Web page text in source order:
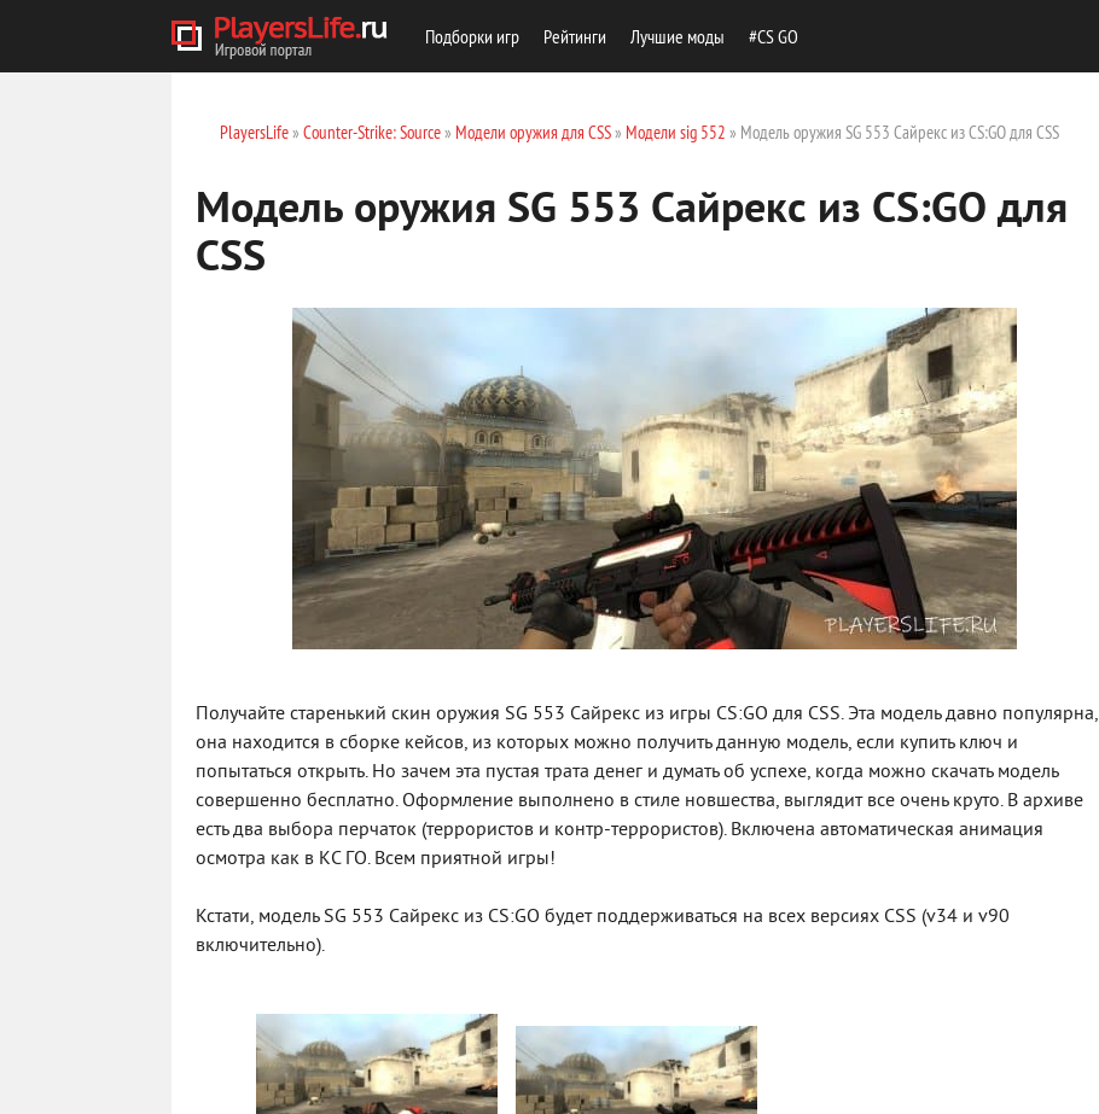
Подборки игр Рейтинги Лучшие моды #CS GO
PlayersLife» Counter-Strike: Source» Модели оружия для CSS» Модели sig 552 » Модель оружия SG 553 Сайрекс из CS:GO для CSS
Модель оружия SG 553 Сайрекс из CS:GO для
CSS
Получайте старенький скин оружия SG 553 Сайрекс из игры CS:GO для CSS. Эта модель давно популярна,
она находится в сборке кейсов, из которых можно получить данную модель, если купить ключ и
попытаться открыть. Но зачем эта пустая трата денег и думать об успехе, когда можно скачать модель
совершенно бесплатно. Оформление выполнено в стиле новшества, выглядит все очень круто. В архиве
есть два выбора перчаток (террористов и контр-террористов). Включена автоматическая анимация
осмотра как в КС ГО. Всем приятной игры!
Кстати, модель SG 553 Сайрекс из CS:GO будет поддерживаться на всех версиях CSS (v34 и v90
включительно).